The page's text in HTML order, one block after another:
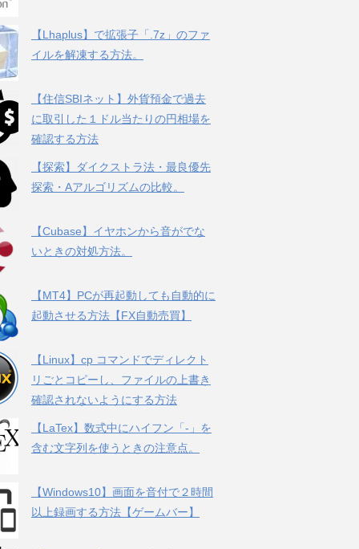
【Lhaplus】で拡張子「.7z」のファ
イルを解凍する方法。
【住信SBIネット】外貨預金で過去
に取引した１ドル当たりの円相場を
確認する方法
【探索】ダイクストラ法・最良優先
探索・Aアルゴリズムの比較。
【Cubase】イヤホンから音がでな
いときの対処方法。
【MT4】PCが再起動しても自動的に
起動させる方法【FX自動売買】
【Linux】cp コマンドでディレクト
リごとコピーし、ファイルの上書き
確認されないようにする方法
【LaTex】数式中にハイフン「-」を
含む文字列を使うときの注意点。
【Windows10】画面を音付で２時間
以上録画する方法【ゲームバー】